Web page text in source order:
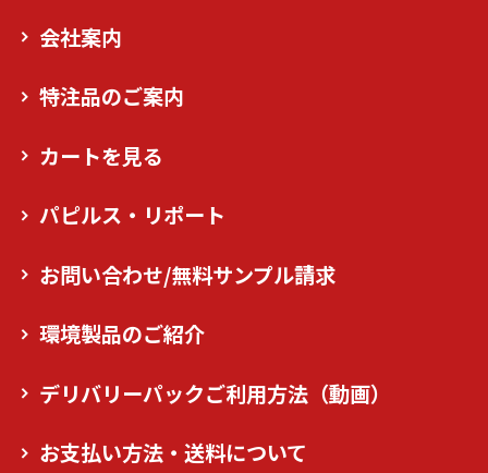
会社案内
特注品のご案内
カートを見る
パピルス・リポート
お問い合わせ/無料サンプル請求
環境製品のご紹介
デリバリーパックご利用方法（動画）
お支払い方法・送料について